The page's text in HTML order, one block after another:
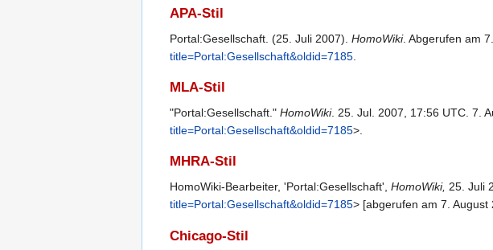
APA-Stil
Portal:Gesellschaft. (25. Juli 2007). HomoWiki. Abgerufen am
title=Portal:Gesellschaft&oldid=7185
MLA-Stil
"Portal:Gesellschaft." HomoWiki. 25. Jul. 2007, 17:56 UTC. 7.
title=Portal:Gesellschaft&oldid=7185>.
MHRA-Stil
HomoWiki-Bearbeiter, 'Portal:Gesellschaft', HomoWiki, 25. Juli
title=Portal:Gesellschaft&oldid=7185> [abgerufen am 7. August
Chicago-Stil